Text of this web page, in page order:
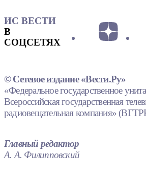
ИС ВЕСТИ
В
СОЦСЕТЯХ
© Сетевое издание «Вести.Ру»
«Федеральное государственное
Всероссийская государственная
радиовещательная компания»
Главный редактор
А. А. Филипповский